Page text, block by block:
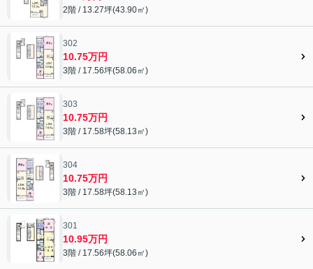
2階 / 13.27坪(43.90㎡)
302
10.75万円
3階 / 17.56坪(58.06㎡)
303
10.75万円
3階 / 17.58坪(58.13㎡)
304
10.75万円
3階 / 17.58坪(58.13㎡)
301
10.95万円
3階 / 17.56坪(58.06㎡)